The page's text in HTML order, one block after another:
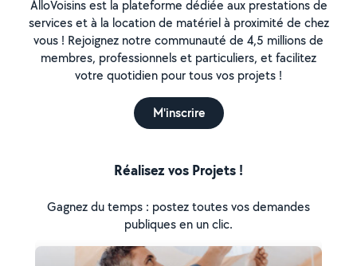
AlloVoisins est la plateforme dédiée aux prestations de
services et à la location de matériel à proximité de chez
vous ! Rejoignez notre communauté de 4,5 millions de
membres, professionnels et particuliers, et facilitez
votre quotidien pour tous vos projets !
M'inscrire
Réalisez vos Projets !
Gagnez du temps : postez toutes vos demandes
publiques en un clic.